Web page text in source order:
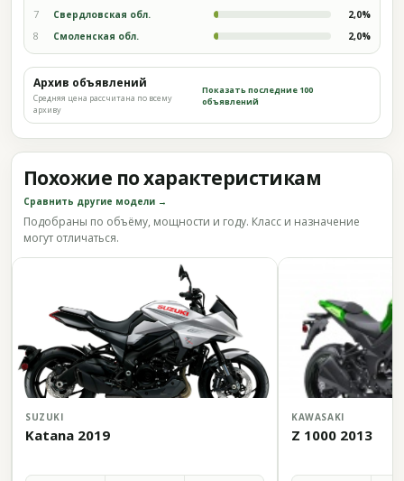
7 Свердловская обл. 2,0%
8 Смоленская обл. 2,0%
Архив объявлений
Средняя цена рассчитана по всему
архиву
Показать последние 100
объявлений
Похожие по характеристикам
Сравнить другие модели →
Подобраны по объёму, мощности и году. Класс и назначение
могут отличаться.
SUZUKI
Katana 2019
KAWASAKI
Z 1000 2013